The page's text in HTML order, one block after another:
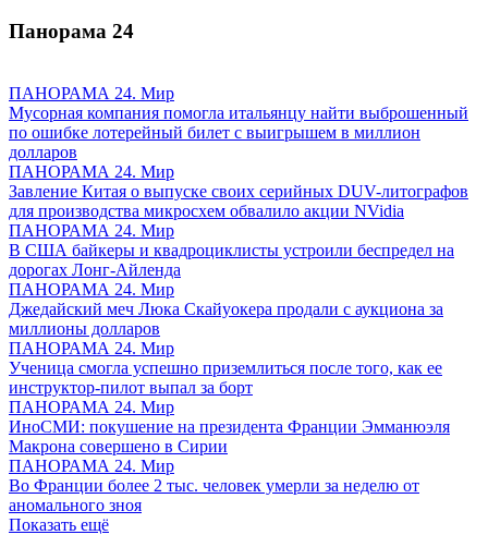
Панорама 24
ПАНОРАМА 24. Мир
Мусорная компания помогла итальянцу найти выброшенный
по ошибке лотерейный билет с выигрышем в миллион
долларов
ПАНОРАМА 24. Мир
Завление Китая о выпуске своих серийных DUV-литографов
для производства микросхем обвалило акции NVidia
ПАНОРАМА 24. Мир
В США байкеры и квадроциклисты устроили беспредел на
дорогах Лонг-Айленда
ПАНОРАМА 24. Мир
Джедайский меч Люка Скайуокера продали с аукциона за
миллионы долларов
ПАНОРАМА 24. Мир
Ученица смогла успешно приземлиться после того, как ее
инструктор-пилот выпал за борт
ПАНОРАМА 24. Мир
ИноСМИ: покушение на президента Франции Эмманюэля
Макрона совершено в Сирии
ПАНОРАМА 24. Мир
Во Франции более 2 тыс. человек умерли за неделю от
аномального зноя
Показать ещё